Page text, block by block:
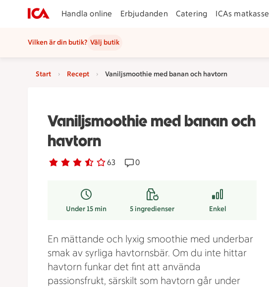
Handla online Erbjudanden Catering ICAs matkasse
Vilken är din butik? Välj butik
Start Recept Vaniljsmoothie med banan och havtorn
Vaniljsmoothie med banan och
havtorn
Betyg 3.3 av 5. 63
63 personer har röstatReceptet har 0 kommentarer
0
Under 15 min 5ingredienser Enkel
En mättande och lyxig smoothie med underbar
smak av syrliga havtornsbär. Om du inte hittar
havtorn funkar det fint att använda
passionsfrukt, särskilt som havtorn går under